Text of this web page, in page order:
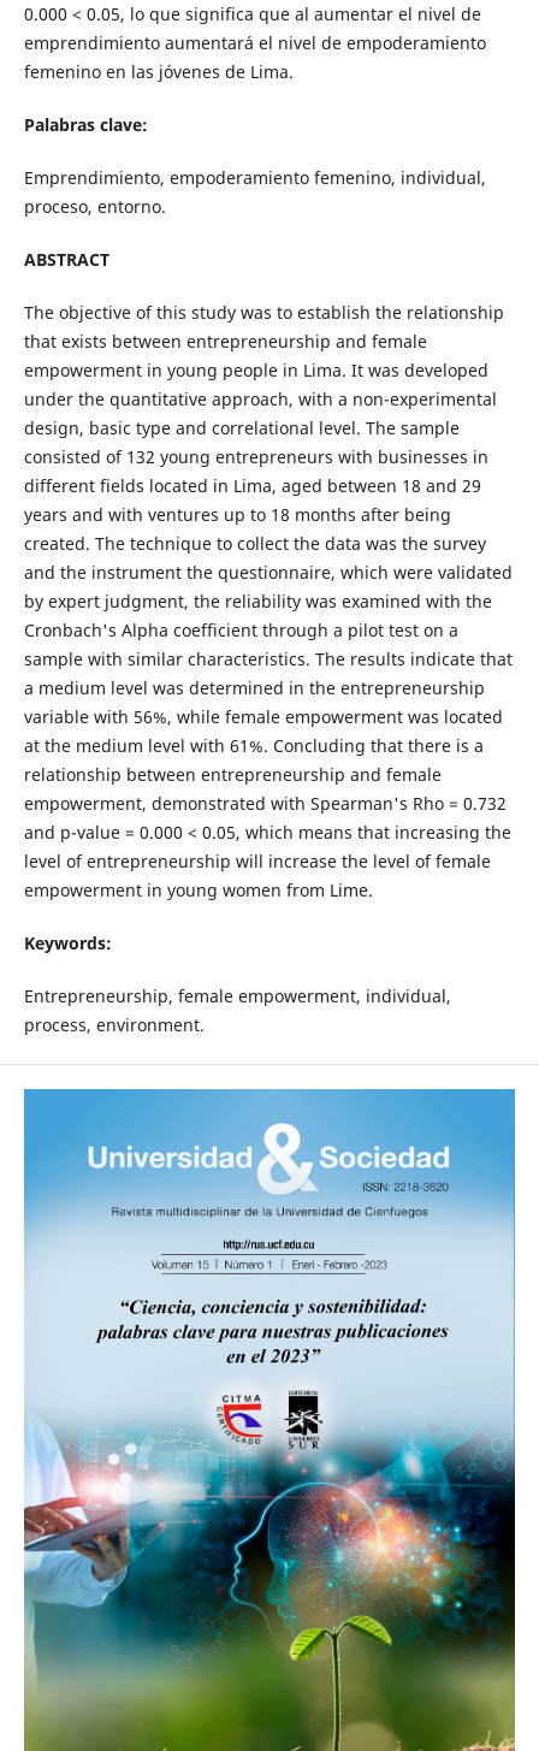
0.000 < 0.05, lo que significa que al aumentar el nivel de
emprendimiento aumentará el nivel de empoderamiento
femenino en las jóvenes de Lima.
Palabras clave:
Emprendimiento, empoderamiento femenino, individual,
proceso, entorno.
ABSTRACT
The objective of this study was to establish the relationship
that exists between entrepreneurship and female
empowerment in young people in Lima. It was developed
under the quantitative approach, with a non-experimental
design, basic type and correlational level. The sample
consisted of 132 young entrepreneurs with businesses in
different fields located in Lima, aged between 18 and 29
years and with ventures up to 18 months after being
created. The technique to collect the data was the survey
and the instrument the questionnaire, which were validated
by expert judgment, the reliability was examined with the
Cronbach's Alpha coefficient through a pilot test on a
sample with similar characteristics. The results indicate that
a medium level was determined in the entrepreneurship
variable with 56%, while female empowerment was located
at the medium level with 61%. Concluding that there is a
relationship between entrepreneurship and female
empowerment, demonstrated with Spearman's Rho = 0.732
and p-value = 0.000 < 0.05, which means that increasing the
level of entrepreneurship will increase the level of female
empowerment in young women from Lime.
Keywords:
Entrepreneurship, female empowerment, individual,
process, environment.